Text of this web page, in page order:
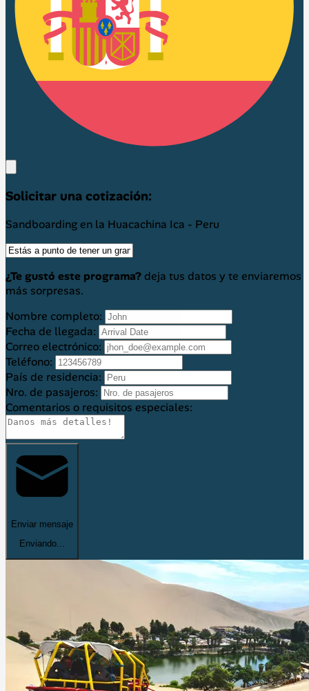
Solicitar una cotización:
Sandboarding en la Huacachina Ica - Peru
¿Te gustó este programa? deja tus datos y te enviaremos
más sorpresas.
Nombre completo:
Fecha de llegada:
Correo electrónico:
Teléfono:
País de residencia:
Nro. de pasajeros:
Comentarios o requisitos especiales:
Enviar mensaje
Enviando...